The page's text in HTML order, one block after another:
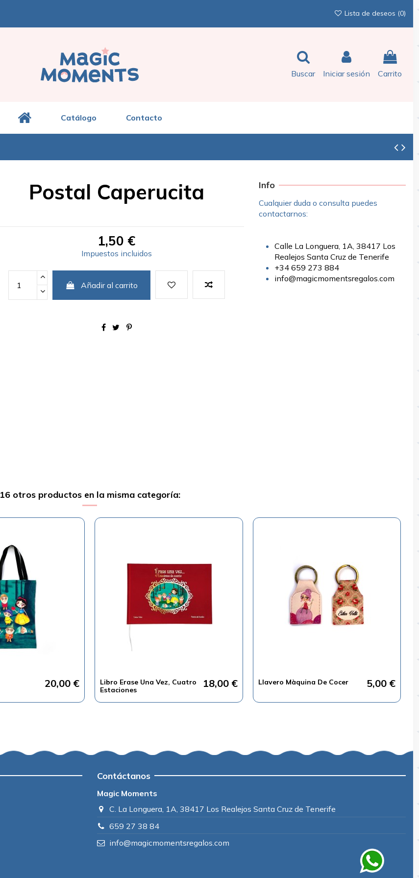
Lista de deseos (0)
Buscar Iniciar sesión Carrito
Catálogo Contacto
Postal Caperucita
1,50 €
Impuestos incluidos
Añadir al carrito
Info
Cualquier duda o consulta puedes
contactarnos:
Calle La Longuera, 1A, 38417 Los
Realejos Santa Cruz de Tenerife
+34 659 273 884
info@magicmomentsregalos.com
16 otros productos en la misma categoría:
20,00 €
Libro Erase Una Vez, Cuatro
Estaciones
18,00 € Llavero Màquina De Cocer 5,00 €
Contáctanos
Magic Moments
C. La Longuera, 1A, 38417 Los Realejos Santa Cruz de Tenerife
659 27 38 84
info@magicmomentsregalos.com